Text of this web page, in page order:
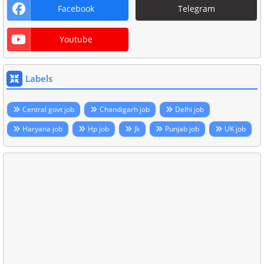
Facebook Telegram
Youtube
Labels
Central govt job Chandigarh job
Delhi job
Haryana job
Hp job Jk Punjab job UK job